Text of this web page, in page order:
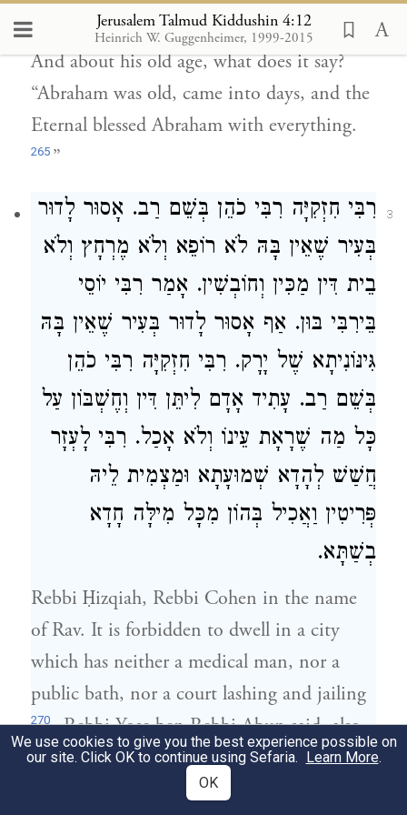
Jerusalem Talmud Kiddushin 4:12
Heinrich W. Guggenheimer, 1999-2015
wealthy with livestock, silver, and gold.”
And about his old age, what does it say?
“Abraham was old, came into days, and the
Eternal blessed Abraham with everything.
265 ”
3 רִבִּי חִזְקִיָּה רִבִּי כֹהֵן בְּשֵׁם רַב. אָסוּר לָדוּר
בְּעִיר שֶׁאֵין בָּהּ לֹא רוֹפֵא וְלֹא מֶרְחָץ וְלֹא
בֵית דִּין מַכִּין וְחוֹבְשִׁין. אָמַר רִבִּי יוֹסֵי
בֵּירִבִּי בּוּן. אַף אָסוּר לָדוּר בְּעִיר שֶׁאֵין בָּהּ
גִּינּוֹנִיתָא שֶׁל יָרָק. רִבִּי חִזְקִיָּה רִבִּי כֹהֵן
בְּשֵׁם רַב. עָתִיד אָדָם לִיתֵּן דִּין וְחֶשְׁבּוֹן עַל
כָּל מַה שֶׁרָאָת עֵינוֹ וְלֹא אָכַל. רִבִּי לָעְזָר
חֲשַׁשׁ לְהָדָא שְׁמוּעָתָא וּמַצְמִית לֵיהּ
פְּרִיטִין וַאֲכִיל בְּהוֹן מִכָּל מִילָּה חָדָא
בְשַׁתָּא.
Rebbi Ḥizqiah, Rebbi Cohen in the name
ofRav. It is forbidden to dwell in a city
which has neither a medical man, nor a
public bath, nor a court lashing and jailing
270. Rebbi Yose ben Rebbi Abun said, also
it is forbidden to dwell in a city which has
no vegetable garden
271. Rebbi Ḥizqiah,
We use cookies to give you the best experience possible on
our site. Click OK to continue using Sefaria. Learn More.
OK